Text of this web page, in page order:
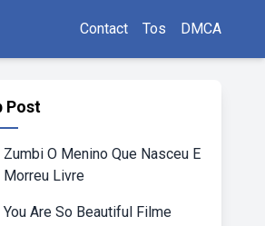
Contact Tos DMCA
Post
Zumbi O Menino Que Nasceu E
Morreu Livre
You Are So Beautiful Filme